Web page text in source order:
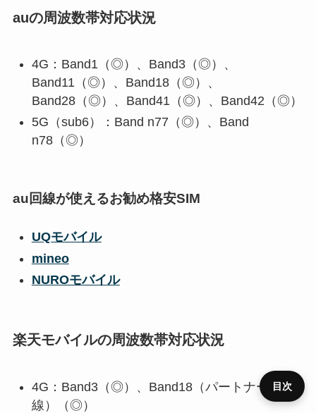
auの周波数帯対応状況
4G：Band1（◎）、Band3（◎）、
Band11（◎）、Band18（◎）、
Band28（◎）、Band41（◎）、Band42（◎）
5G（sub6）：Band n77（◎）、Band
n78（◎）
au回線が使えるお勧め格安SIM
UQモバイル
mineo
NUROモバイル
楽天モバイルの周波数帯対応状況
4G：Band3（◎）、Band18（パートナー回
線）（◎）
目次